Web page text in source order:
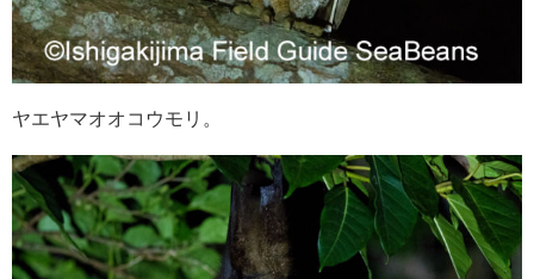
ヤエヤマオオコウモリ。